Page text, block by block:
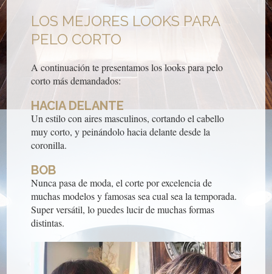
LOS MEJORES LOOKS PARA
PELO CORTO
A continuación te presentamos los looks para pelo
corto más demandados:
HACIA DELANTE
Un estilo con aires masculinos, cortando el cabello
muy corto, y peinándolo hacia delante desde la
coronilla.
BOB
Nunca pasa de moda, el corte por excelencia de
muchas modelos y famosas sea cual sea la temporada.
Super versátil, lo puedes lucir de muchas formas
distintas.